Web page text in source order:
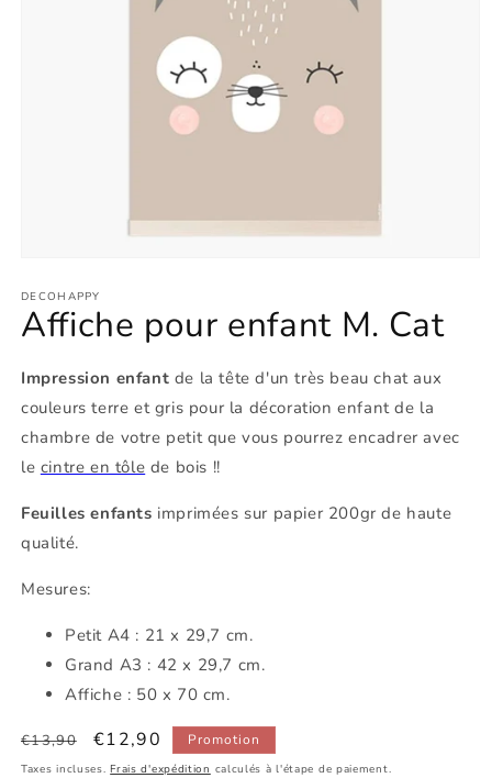
média
dans
modale
DECOHAPPY
Affiche pour enfant M. Cat
Impression enfant de la tête d'un très beau chat aux
couleurs terre et gris pour la décoration enfant de la
chambre de votre petit que vous pourrez encadrer avec
le cintre en tôle de bois !!
Feuilles enfants imprimées sur papier 200gr de haute
qualité.
Mesures:
Petit A4 : 21 x 29,7 cm.
Grand A3 : 42 x 29,7 cm.
Affiche : 50 x 70 cm.
Prix
habituel
€13,90
Prix
promotionnel
€12,90 Promotion
Taxes incluses.Frais d'expédition calculés à l'étape de paiement.